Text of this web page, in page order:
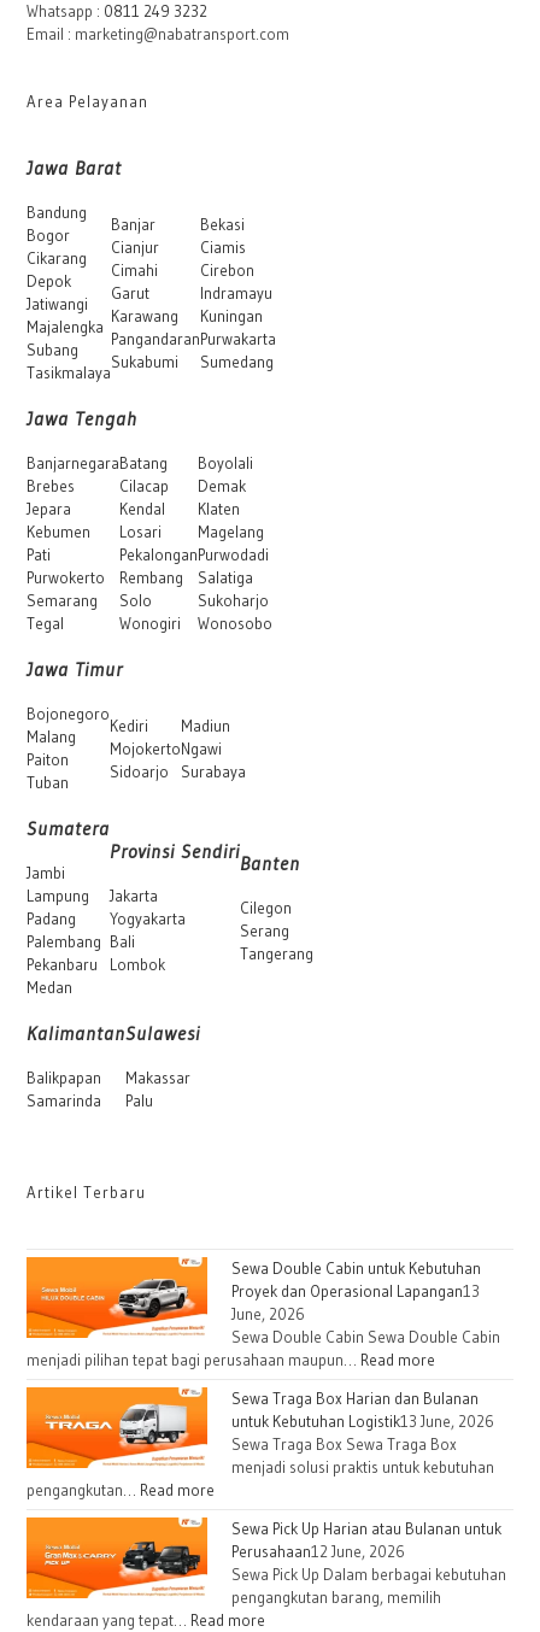
Whatsapp : 0811 249 3232
Email : marketing@nabatransport.com
Area Pelayanan
Jawa Barat
Bandung
Bogor
Cikarang
Depok
Jatiwangi
Majalengka
Subang
Tasikmalaya
Banjar
Cianjur
Cimahi
Garut
Karawang
Pangandaran
Sukabumi
Bekasi
Ciamis
Cirebon
Indramayu
Kuningan
Purwakarta
Sumedang
Jawa Tengah
Banjarnegara
Brebes
Jepara
Kebumen
Pati
Purwokerto
Semarang
Tegal
Batang
Cilacap
Kendal
Losari
Pekalongan
Rembang
Solo
Wonogiri
Boyolali
Demak
Klaten
Magelang
Purwodadi
Salatiga
Sukoharjo
Wonosobo
Jawa Timur
Bojonegoro
Malang
Paiton
Tuban
Kediri
Mojokerto
Sidoarjo
Madiun
Ngawi
Surabaya
Sumatera
Jambi
Lampung
Padang
Palembang
Pekanbaru
Medan
Provinsi Sendiri
Jakarta
Yogyakarta
Bali
Lombok
Banten
Cilegon
Serang
Tangerang
Kalimantan
Balikpapan
Samarinda
Sulawesi
Makassar
Palu
Artikel Terbaru
Sewa Double Cabin untuk Kebutuhan
Proyek dan Operasional Lapangan13
June, 2026
Sewa Double Cabin Sewa Double Cabin
menjadi pilihan tepat bagi perusahaan maupun… Read more
Sewa Traga Box Harian dan Bulanan
untuk Kebutuhan Logistik13 June, 2026
Sewa Traga Box Sewa Traga Box
menjadi solusi praktis untuk kebutuhan
pengangkutan… Read more
Sewa Pick Up Harian atau Bulanan untuk
Perusahaan12 June, 2026
Sewa Pick Up Dalam berbagai kebutuhan
pengangkutan barang, memilih
kendaraan yang tepat… Read more